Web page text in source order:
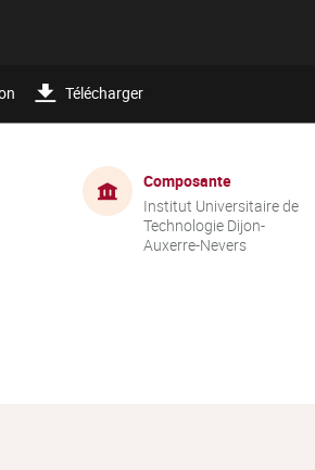
Télécharger
Composante
Institut Universitaire de
Technologie Dijon-
Auxerre-Nevers